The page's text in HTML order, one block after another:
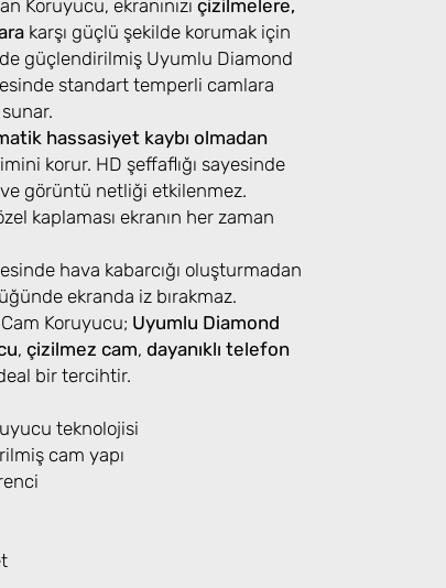
Koruyucu, ekranınızı çizilmelere,
karşı güçlü şekilde korumak için
güçlendirilmiş Uyumlu Diamond
standart temperli camlara
hassasiyet kaybı olmadan
korur. HD şeffaflığı sayesinde
ve görüntü netliği etkilenmez.
kaplaması ekranın her zaman
hava kabarcığı oluşturmadan
ekranda iz bırakmaz.
Koruyucu; Uyumlu Diamond
, çizilmez cam, dayanıklı telefon
bir tercihtir.
teknolojisi
cam yapı